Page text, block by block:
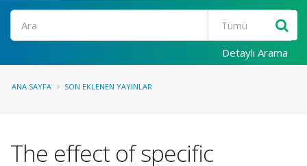
Ara
Detaylı Arama
ANA SAYFA SON EKLENEN YAYINLAR
The effect of specific